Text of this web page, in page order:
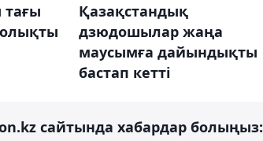
Қазақстандық
дзюдошылар жаңа
маусымға дайындықты
бастап кетті
сайтында хабардар болыңыз: